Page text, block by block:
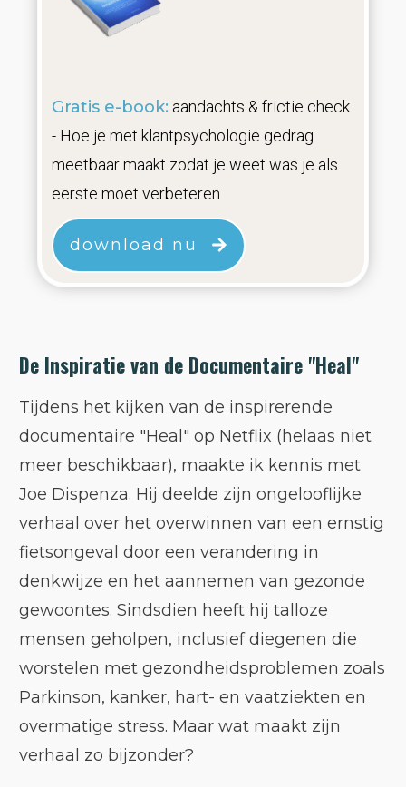
Gratis e-book: aandachts & frictie check
- Hoe je met klantpsychologie gedrag
meetbaar maakt zodat je weet was je als
eerste moet verbeteren
download nu
De Inspiratie van de Documentaire "Heal"
Tijdens het kijken van de inspirerende
documentaire "Heal" op Netflix (helaas niet
meer beschikbaar), maakte ik kennis met
Joe Dispenza. Hij deelde zijn ongelooflijke
verhaal over het overwinnen van een ernstig
fietsongeval door een verandering in
denkwijze en het aannemen van gezonde
gewoontes. Sindsdien heeft hij talloze
mensen geholpen, inclusief diegenen die
worstelen met gezondheidsproblemen zoals
Parkinson, kanker, hart- en vaatziekten en
overmatige stress. Maar wat maakt zijn
verhaal zo bijzonder?